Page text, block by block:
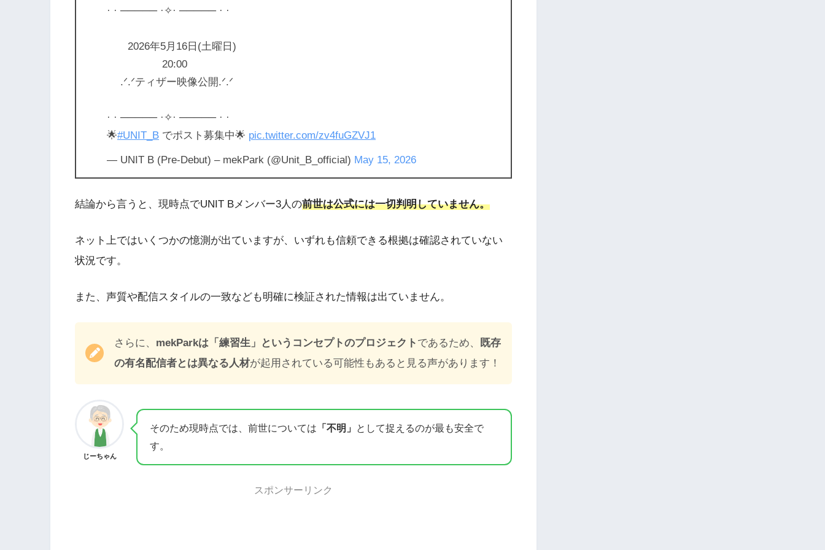
· · ───── ·✧· ───── · ·
2026年5月16日(土曜日)
20:00
.ᐟ.ᐟティザー映像公開.ᐟ.ᐟ
· · ───── ·✧· ───── · ·
🌟#UNIT_B でポスト募集中🌟 pic.twitter.com/zv4fuGZVJ1
— UNIT B (Pre-Debut) – mekPark (@Unit_B_official) May 15, 2026
結論から言うと、現時点でUNIT Bメンバー3人の前世は公式には一切判明していません。
ネット上ではいくつかの憶測が出ていますが、いずれも信頼できる根拠は確認されていない
状況です。
また、声質や配信スタイルの一致なども明確に検証された情報は出ていません。
さらに、 mekParkは「練習生」というコンセプトのプロジェクト であるため、
既存
の有名配信者とは異なる人材が起用されている可能性もあると見る声があります！
じーちゃん
そのため現時点では、前世については 「不明」
として捉えるのが最も安全で
す。
スポンサーリンク